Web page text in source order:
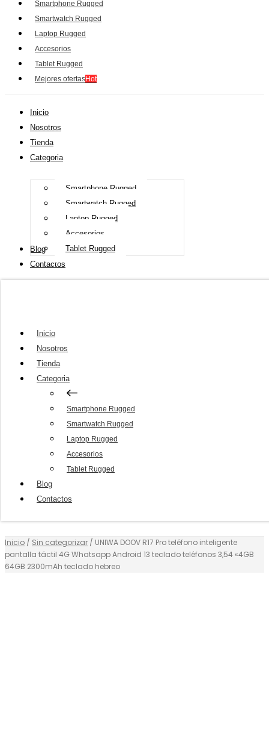
Smartphone Rugged
Smartwatch Rugged
Laptop Rugged
Accesorios
Tablet Rugged
Mejores ofertasHot
Inicio
Nosotros
Tienda
Categoria
Smartphone Rugged
Smartwatch Rugged
Laptop Rugged
Accesorios
Tablet Rugged
Blog
Contactos
Inicio
Nosotros
Tienda
Categoria
Smartphone Rugged
Smartwatch Rugged
Laptop Rugged
Accesorios
Tablet Rugged
Blog
Contactos
Inicio / Sin categorizar / UNIWA DOOV R17 Pro teléfono inteligente
pantalla táctil 4G Whatsapp Android 13 teclado teléfonos 3,54 «4GB
64GB 2300mAh teclado hebreo